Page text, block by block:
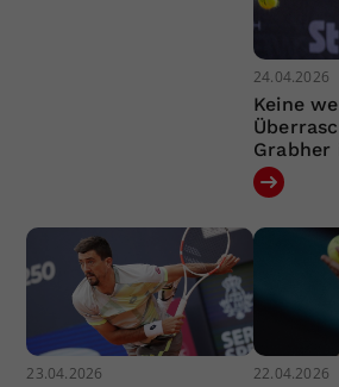
24.04.2026
Keine
Grabher
23.04.2026 22.04.2026